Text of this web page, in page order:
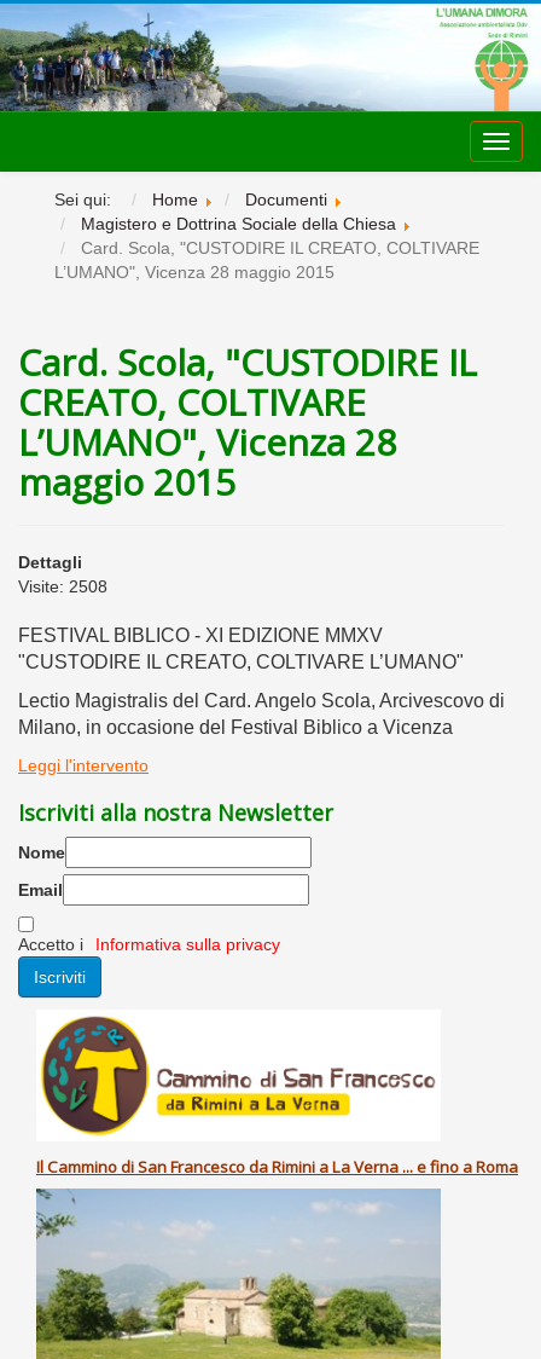
Sei qui:
Home
Documenti
Magistero e Dottrina Sociale della Chiesa
Card. Scola, "CUSTODIRE IL CREATO, COLTIVARE
L’UMANO", Vicenza 28 maggio 2015
Card. Scola, "CUSTODIRE IL
CREATO, COLTIVARE
L’UMANO", Vicenza 28
maggio 2015
Dettagli
Visite: 2508
FESTIVAL BIBLICO - XI EDIZIONE MMXV
"CUSTODIRE IL CREATO, COLTIVARE L’UMANO"
Lectio Magistralis del Card. Angelo Scola, Arcivescovo di
Milano, in occasione del Festival Biblico a Vicenza
Leggi l'intervento
Iscriviti alla nostra Newsletter
Nome
Email
Accetto i Informativa sulla privacy
IlCamminodiSan FrancescodaRimini aLa Verna... e fino a Roma